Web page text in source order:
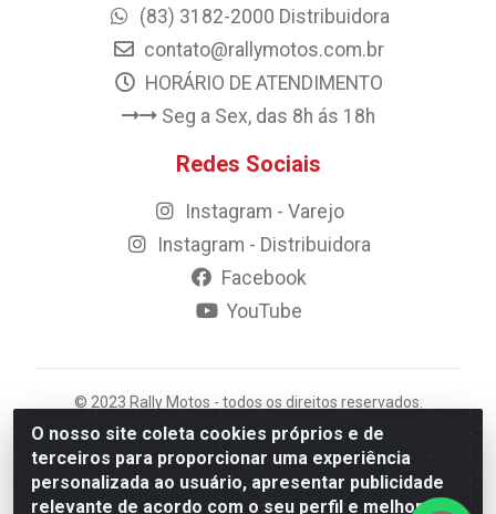
O nosso site coleta cookies próprios e de
terceiros para proporcionar uma experiência
personalizada ao usuário, apresentar publicidade
relevante de acordo com o seu perfil e melhorar a
(83) 3182-2000 Distribuidora
contato@rallymotos.com.br
HORÁRIO DE ATENDIMENTO
Seg a Sex, das 8h ás 18h
Redes Sociais
Instagram - Varejo
Instagram - Distribuidora
Facebook
YouTube
© 2023 Rally Motos - todos os direitos reservados.
Razão Social: Rally motos distribuidora, importadora e
transportadora de peças LTDA - CNPJ 09.262.859/0001-
43 - Rua Vigário Calixto 2900 - Catolé, Campina
Grande/PB